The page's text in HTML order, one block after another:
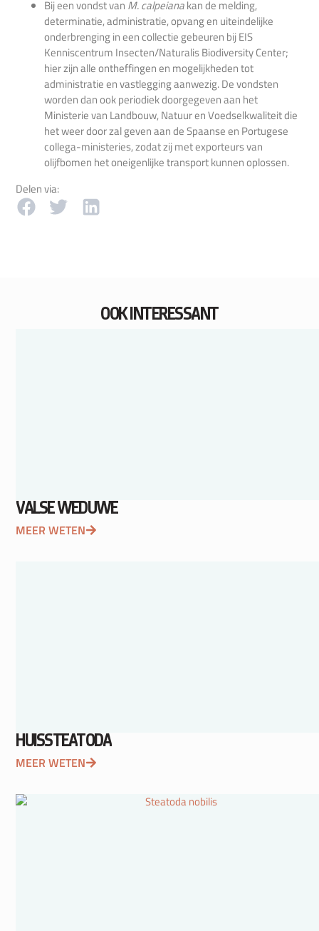
Bij een vondst van M. calpeianakan de melding,
determinatie, administratie, opvang en uiteindelijke
onderbrenging in een collectie gebeuren bij EIS
Kenniscentrum Insecten/Naturalis Biodiversity Center;
hier zijn alle ontheffingen en mogelijkheden tot
administratie en vastlegging aanwezig. De vondsten
worden dan ook periodiek doorgegeven aan het
Ministerie van Landbouw, Natuur en Voedselkwaliteit die
het weer door zal geven aan de Spaanse en Portugese
collega-ministeries, zodat zij met exporteurs van
olijfbomen het oneigenlijke transport kunnen oplossen.
Delen via:
OOK INTERESSANT
VALSE WEDUWE
MEER WETEN
HUISSTEATODA
MEER WETEN